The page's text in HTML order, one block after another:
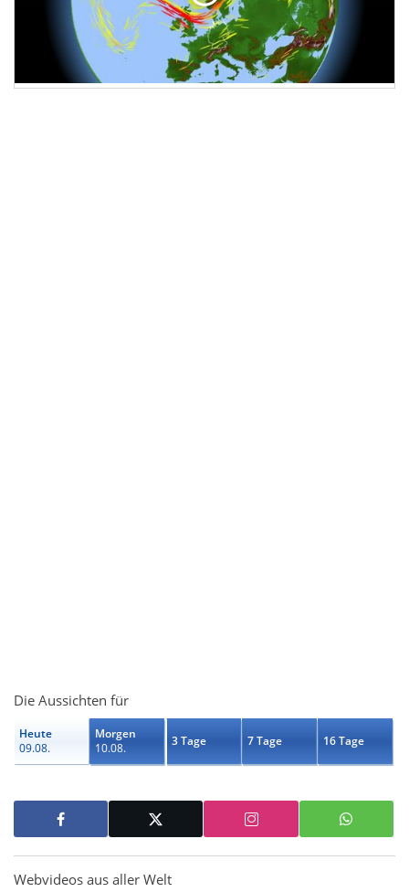
Die Aussichten für
Heute
09.08.
Morgen
10.08.
3 Tage 7 Tage 16 Tage
Webvideos aus aller Welt